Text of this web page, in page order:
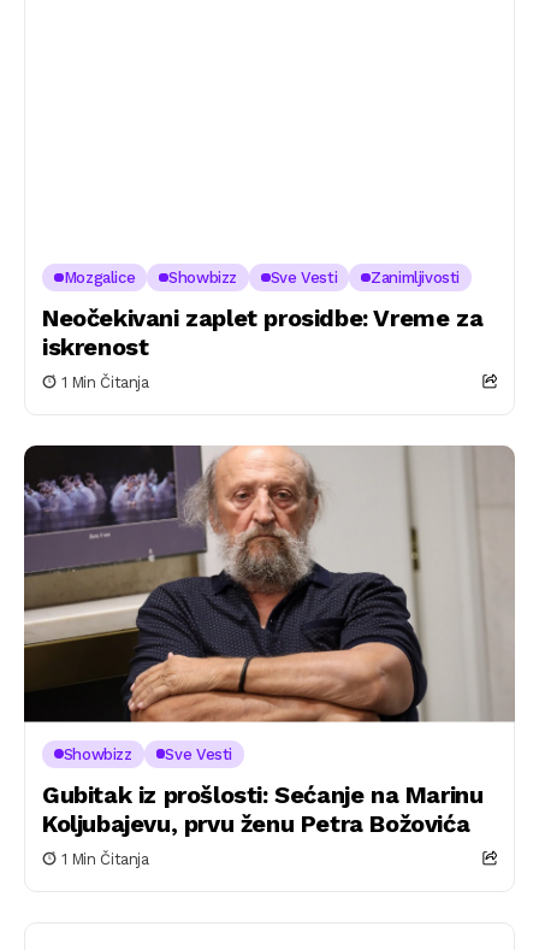
Mozgalice Showbizz Sve Vesti Zanimljivosti
Neočekivani zaplet prosidbe: Vreme za
iskrenost
1 Min Čitanja
Showbizz Sve Vesti
Gubitak iz prošlosti: Sećanje na Marinu
Koljubajevu, prvu ženu Petra Božovića
1 Min Čitanja